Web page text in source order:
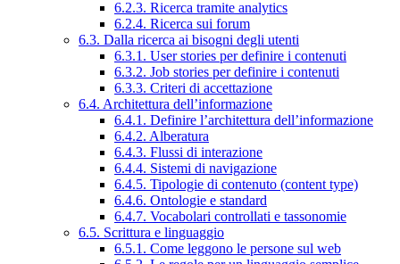
6.2.3. Ricerca tramite analytics
6.2.4. Ricerca sui forum
6.3. Dalla ricerca ai bisogni degli utenti
6.3.1. User stories per definire i contenuti
6.3.2. Job stories per definire i contenuti
6.3.3. Criteri di accettazione
6.4. Architettura dell’informazione
6.4.1. Definire l’architettura dell’informazione
6.4.2. Alberatura
6.4.3. Flussi di interazione
6.4.4. Sistemi di navigazione
6.4.5. Tipologie di contenuto (content type)
6.4.6. Ontologie e standard
6.4.7. Vocabolari controllati e tassonomie
6.5. Scrittura e linguaggio
6.5.1. Come leggono le persone sul web